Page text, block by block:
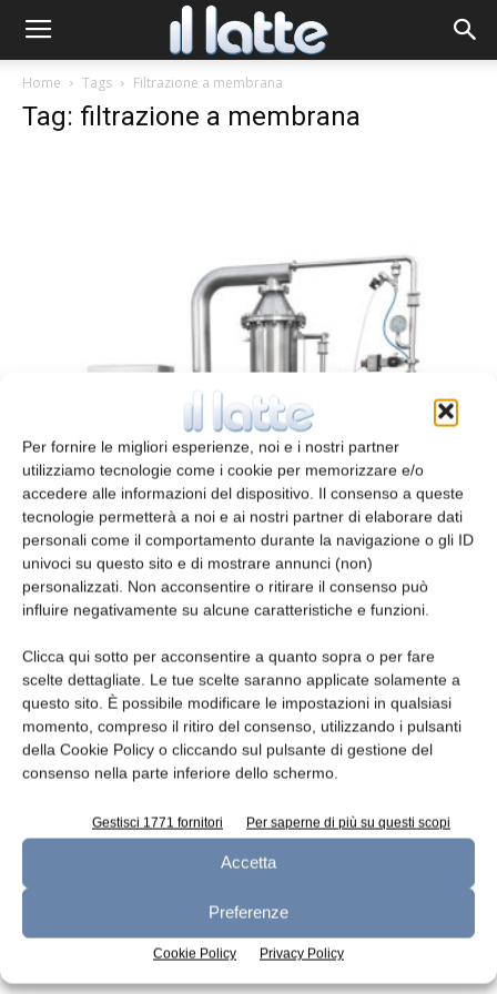
Per fornire le migliori esperienze, noi e i nostri partner
utilizziamo tecnologie come i cookie per memorizzare e/o
accedere alle informazioni del dispositivo. Il consenso a queste
tecnologie permetterà a noi e ai nostri partner di elaborare dati
personali come il comportamento durante la navigazione o gli ID
univoci su questo sito e di mostrare annunci (non)
personalizzati. Non acconsentire o ritirare il consenso può
influire negativamente su alcune caratteristiche e funzioni.
Clicca qui sotto per acconsentire a quanto sopra o per fare
scelte dettagliate. Le tue scelte saranno applicate solamente a
questo sito. È possibile modificare le impostazioni in qualsiasi
momento, compreso il ritiro del consenso, utilizzando i pulsanti
della Cookie Policy o cliccando sul pulsante di gestione del
consenso nella parte inferiore dello schermo.
Gestisci 1771 fornitori Per saperne di più su questi scopi
Accetta
Preferenze
Cookie Policy Privacy Policy
Home Tags Filtrazione a membrana
Tag: filtrazione a membrana
Microfiltrazione con membrane
ceramiche
redazione 7 Dicembre 2022
Leggi la rivista
n.7 - Luglio 2026 n.6 - Giugno 2026